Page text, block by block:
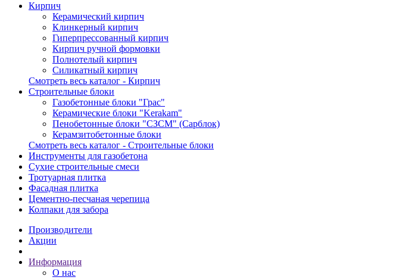
Кирпич
Керамический кирпич
Клинкерный кирпич
Гиперпрессованный кирпич
Кирпич ручной формовки
Полнотелый кирпич
Силикатный кирпич
Смотреть весь каталог - Кирпич
Строительные блоки
Газобетонные блоки "Грас"
Керамические блоки "Kerakam"
Пенобетонные блоки "СЗСМ" (Сарблок)
Керамзитобетонные блоки
Смотреть весь каталог - Строительные блоки
Инструменты для газобетона
Сухие строительные смеси
Тротуарная плитка
Фасадная плитка
Цементно-песчаная черепица
Колпаки для забора
Производители
Акции
Информация
О нас